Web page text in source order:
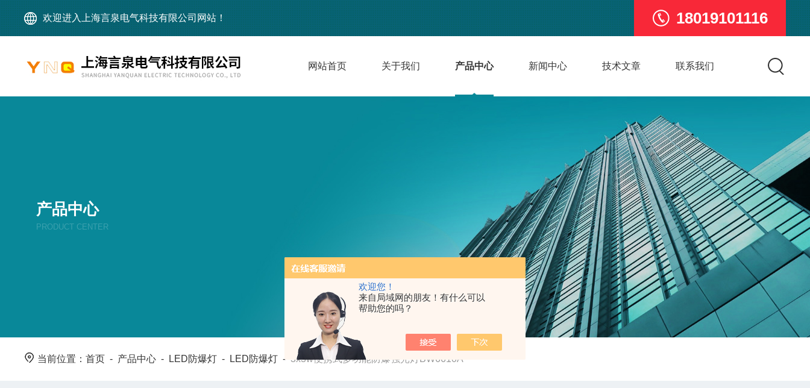
欢迎您！
来自局域网的朋友！有什么可以
帮助您的吗？
欢迎进入上海言泉电气科技有限公司网站！ 18019101116
网站首页 关于我们 产品中心 新闻中心 技术文章 联系我们
产品中心
PRODUCT CENTER
当前位置：首页 - 产品中心 - LED防爆灯 - LED防爆灯 -3x3w便携式多功能防爆强光灯BW6610A